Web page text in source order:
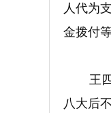
人代为
金拨付
王
八大后